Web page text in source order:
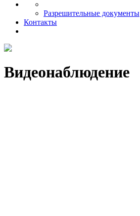
Разрешительные документы
Контакты
Видеонаблюдение